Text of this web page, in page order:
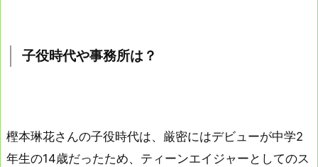
子役時代や事務所は？
樫本琳花さんの子役時代は、厳密にはデビューが中学2
年生の14歳だったため、ティーンエイジャーとしてのス